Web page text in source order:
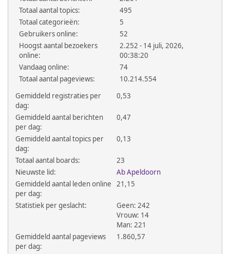
Totaal aantal topics:
495
Totaal categorieën:
5
Gebruikers online:
52
Hoogst aantal bezoekers
online:
2.252 - 14 juli, 2026,
00:38:20
Vandaag online:
74
Totaal aantal pageviews:
10.214.554
Gemiddeld registraties per
dag:
0,53
Gemiddeld aantal berichten
per dag:
0,47
Gemiddeld aantal topics per
dag:
0,13
Totaal aantal boards:
23
Nieuwste lid:
Ab Apeldoorn
Gemiddeld aantal leden online
per dag:
21,15
Statistiek per geslacht:
Geen: 242
Vrouw: 14
Man: 221
Gemiddeld aantal pageviews
per dag:
1.860,57